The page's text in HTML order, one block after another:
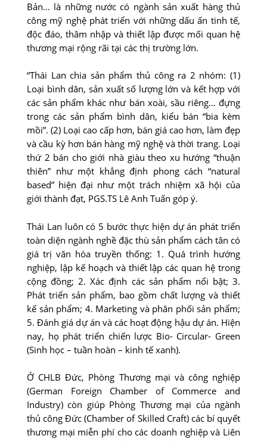
Bản… là những nước có ngành sản xuất hàng thủ
công mỹ nghệ phát triển với những dấu ấn tinh tế,
độc đáo, thâm nhập và thiết lập được mối quan hệ
thương mại rộng rãi tại các thị trường lớn.
“Thái Lan chia sản phẩm thủ công ra 2 nhóm: (1)
Loại bình dân, sản xuất số lượng lớn và kết hợp với
các sản phẩm khác như bán xoài, sầu riêng… đựng
trong các sản phẩm bình dân, kiểu bán “bia kèm
mồi”. (2) Loại cao cấp hơn, bán giá cao hơn, làm đẹp
và cầu kỳ hơn bán hàng mỹ nghệ và thời trang. Loại
thứ 2 bán cho giới nhà giàu theo xu hướng “thuận
thiên” như một khẳng định phong cách “natural
based” hiện đại như một trách nhiệm xã hội của
giới thành đạt, PGS.TS Lê Anh Tuấn góp ý.
Thái Lan luôn có 5 bước thực hiện dự án phát triển
toàn diện ngành nghề đặc thù sản phẩm cách tân có
giá trị văn hóa truyền thống: 1. Quá trình hướng
nghiệp, lập kế hoạch và thiết lập các quan hệ trong
cộng đồng; 2. Xác định các sản phẩm nổi bật; 3.
Phát triển sản phẩm, bao gồm chất lượng và thiết
kế sản phẩm; 4. Marketing và phân phối sản phẩm;
5. Đánh giá dự án và các hoạt động hậu dự án. Hiện
nay, họ phát triển chiến lược Bio- Circular- Green
(Sinh học – tuần hoàn – kinh tế xanh).
Ở CHLB Đức, Phòng Thương mại và công nghiệp
(German Foreign Chamber of Commerce and
Industry) còn giúp Phòng Thương mại của ngành
thủ công Đức (Chamber of Skilled Craft) các bí quyết
thương mại miễn phí cho các doanh nghiệp và Liên